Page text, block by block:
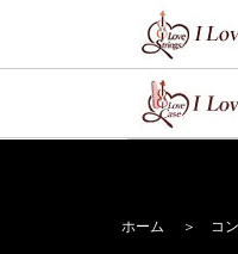
ホーム ＞ コ